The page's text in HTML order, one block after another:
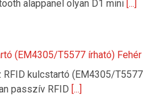
alappanel olyan D1 mini [...]
(EM4305/T5577 írható) Fehér
RFID kulcstartó (EM4305/T5577
passzív RFID [...]